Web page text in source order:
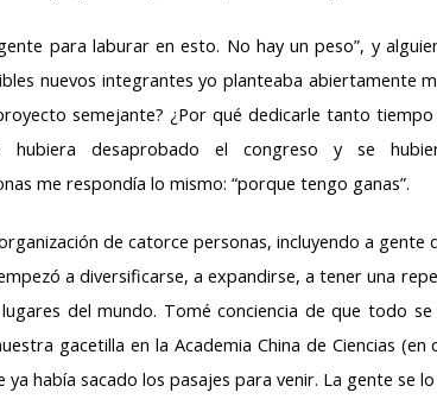
para laburar en esto. No hay un peso”, y
nuevos integrantes yo planteaba abiertamente
semejante? ¿Por qué dedicarle tanto
hubiera desaprobado el congreso y se
me respondía lo mismo: “porque tengo ganas”.
de catorce personas, incluyendo a gente
a diversificarse, a expandirse, a tener una
del mundo. Tomé conciencia de que todo
gacetilla en la Academia China de Ciencias (en
había sacado los pasajes para venir. La gente se